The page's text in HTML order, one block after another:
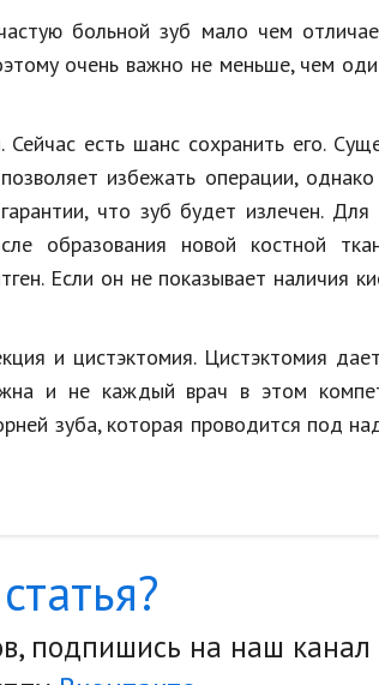
больной зуб мало чем
очень важно не меньше, чем
есть шанс сохранить его.
избежать операции,
что зуб будет излечен. Для
образования новой костной
Если он не показывает наличия
и цистэктомия. Цистэктомия
и не каждый врач в этом
зуба, которая проводится под
подпишись на наш канал